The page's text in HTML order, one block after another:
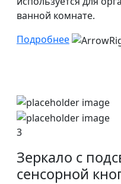
ванной комнате.
Подробнее
3
Зеркало с
сенсорной